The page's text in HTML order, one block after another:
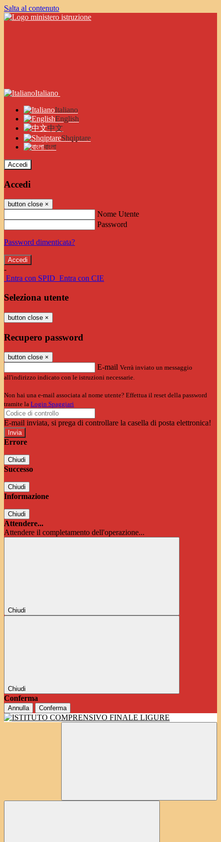
Salta al contenuto
Italiano
Italiano
English
中文
Shqiptare
বাংলা
Accedi
Accedi
button close ×
Nome Utente
Password
Password dimenticata?
-
Entra con SPID Entra con CIE
Seleziona utente
button close ×
Recupero password
button close ×
E-mail Verrà inviato un messaggio
all'indirizzo indicato con le istruzioni necessarie.
Non hai una e-mail associata al nome utente? Effettua il reset della password
tramite la Login Spaggiari
E-mail inviata, si prega di controllare la casella di posta elettronica!
Errore
Chiudi
Successo
Chiudi
Informazione
Chiudi
Attendere...
Attendere il completamento dell'operazione...
Chiudi
Chiudi
Conferma
Annulla Conferma